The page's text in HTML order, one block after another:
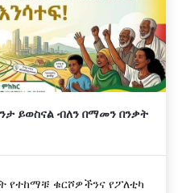
ይወስናል ብለን በማመን በንቃት
የተከማቹ ቁርሾዎችንና የፖለቲካ